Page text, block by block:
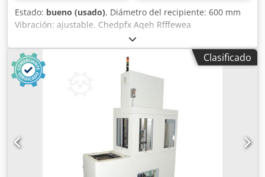
Estado: bueno (usado), Diámetro del recipiente: 600 mm
Vibración: ajustable. Chedpfx Aqeh Rfffewea
Clasificado